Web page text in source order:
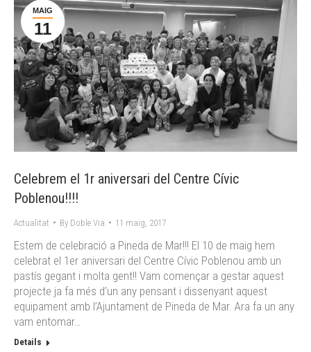
MAIG
11
Celebrem el 1r aniversari del Centre Cívic
Poblenou!!!!
Actualitat By Doble Via 11 maig, 2017
Estem de celebració a Pineda de Mar!!! El 10 de maig hem
celebrat el 1er aniversari del Centre Cívic Poblenou amb un
pastís gegant i molta gent!! Vam començar a gestar aquest
projecte ja fa més d’un any pensant i dissenyant aquest
equipament amb l’Ajuntament de Pineda de Mar. Ara fa un any
vam entomar…
Details